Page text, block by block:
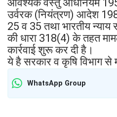
आवश्यक वस्तु अधिनियम
उर्वरक (नियंत्रण) आदेश
25 व 35 तथा भारतीय
की धारा 318(4) के तहत
कार्रवाई शुरू कर दी है।
ये है सरकार व कृषि विभाग से
WhatsApp Group